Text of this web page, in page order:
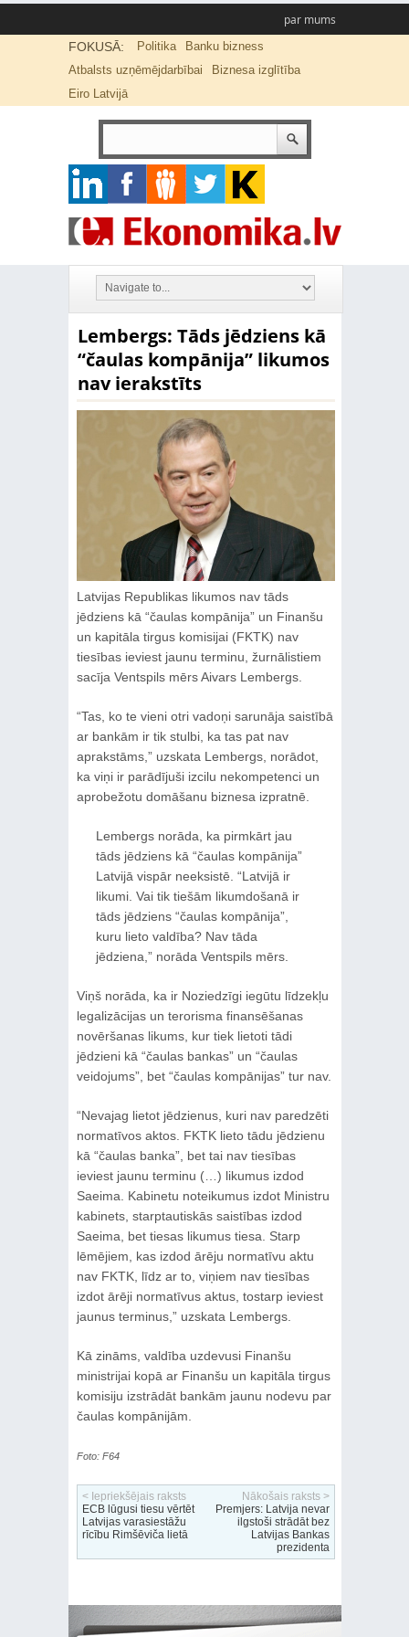
par mums
FOKUSĀ: Politika
Banku bizness
Atbalsts uzņēmējdarbībai
Biznesa izglītība
Eiro Latvijā
Lembergs: Tāds jēdziens kā
“čaulas kompānija” likumos
nav ierakstīts
Latvijas Republikas likumos nav tāds
jēdziens kā “čaulas kompānija” un Finanšu
un kapitāla tirgus komisijai (FKTK) nav
tiesības ieviest jaunu terminu, žurnālistiem
sacīja Ventspils mērs Aivars Lembergs.
“Tas, ko te vieni otri vadoņi sarunāja saistībā
ar bankām ir tik stulbi, ka tas pat nav
aprakstāms,” uzskata Lembergs, norādot,
ka viņi ir parādījuši izcilu nekompetenci un
aprobežotu domāšanu biznesa izpratnē.
Lembergs norāda, ka pirmkārt jau
tāds jēdziens kā “čaulas kompānija”
Latvijā vispār neeksistē. “Latvijā ir
likumi. Vai tik tiešām likumdošanā ir
tāds jēdziens “čaulas kompānija”,
kuru lieto valdība? Nav tāda
jēdziena,” norāda Ventspils mērs.
Viņš norāda, ka ir Noziedzīgi iegūtu līdzekļu
legalizācijas un terorisma finansēšanas
novēršanas likums, kur tiek lietoti tādi
jēdzieni kā “čaulas bankas” un “čaulas
veidojums”, bet “čaulas kompānijas” tur nav.
“Nevajag lietot jēdzienus, kuri nav paredzēti
normatīvos aktos. FKTK lieto tādu jēdzienu
kā “čaulas banka”, bet tai nav tiesības
ieviest jaunu terminu (…) likumus izdod
Saeima. Kabinetu noteikumus izdot Ministru
kabinets, starptautiskās saistības izdod
Saeima, bet tiesas likumus tiesa. Starp
lēmējiem, kas izdod ārēju normatīvu aktu
nav FKTK, līdz ar to, viņiem nav tiesības
izdot ārēji normatīvus aktus, tostarp ieviest
jaunus terminus,” uzskata Lembergs.
Kā zināms, valdība uzdevusi Finanšu
ministrijai kopā ar Finanšu un kapitāla tirgus
komisiju izstrādāt bankām jaunu nodevu par
čaulas kompānijām.
Foto: F64
< Iepriekšējais raksts
ECB lūgusi tiesu vērtēt
Latvijas varasiestāžu
rīcību Rimšēviča lietā
Nākošais raksts >
Premjers: Latvija nevar
ilgstoši strādāt bez
Latvijas Bankas
prezidenta